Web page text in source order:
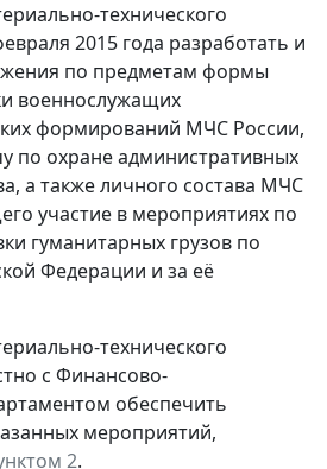
технического
2015 года разработать и
по предметам формы
военнослужащих
формирований МЧС России,
по охране административных
а также личного состава МЧС
участие в мероприятиях по
гуманитарных грузов по
Федерации и за её
технического
с Финансово-
обеспечить
мероприятий,
2.